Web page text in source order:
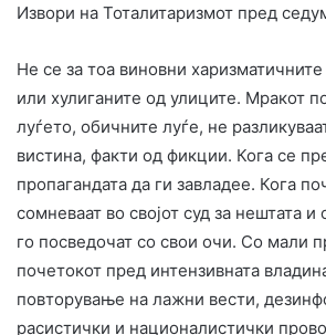
Извори на Тоталитаризмот пред
Не се за тоа виновни
или хулиганите од улиците. Мракот
луѓето, обичните луѓе, не
вистина, факти од фикции. Кога се
пропагандата да ги завладее. Кога
сомневаат во својот суд за нештата
го посведочат со свои очи. Со мали
почетокот пред интензивната
повторување на лажни вести,
расистички и националистички